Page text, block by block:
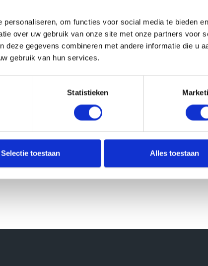
om functies voor social media te bieden
over uw gebruik van onze site met onze partners voor
deze gegevens combineren met andere informatie die u
gebruik van hun services.
Statistieken
Selectie toestaan Alles toestaan
Maak een